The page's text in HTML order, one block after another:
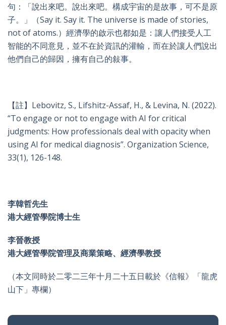
句：「說出來吧。說出來吧。構成宇宙的是故事，可不是原
子。」（Say it. Say it. The universe is made of stories,
not of atoms.）經濟學的啟示也都如是：讓人們接受人工
智能的不同意見，並不在於資訊的灌輸，而在於讓人們說出
他們自己的歸因，擁有自己的敍事。
【註】Lebovitz, S., Lifshitz-Assaf, H., & Levina, N. (2022).
“To engage or not to engage with AI for critical
judgments: How professionals deal with opacity when
using AI for medical diagnosis”. Organization Science,
33(1), 126-148.
李韓哲先生
港大經管學院博士生
李晉教授
港大經管學院管理及商業策略、經濟學教授
（本文同時於二零二三年十月二十五日載於《信報》「龍虎
山下」專欄）